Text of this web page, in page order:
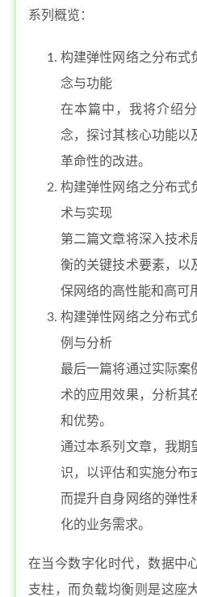
系列概览：
构建弹性网络之分布式
念与功能
在本篇中，我将介绍
念，探讨其核心功能以
革命性的改进。
构建弹性网络之分布式
术与实现
第二篇文章将深入技术
衡的关键技术要素，以
保网络的高性能和高可
构建弹性网络之分布式
例与分析
最后一篇将通过实际案
术的应用效果，分析其
和优势。
通过本系列文章，我期
识，以评估和实施分布
而提升自身网络的弹性
化的业务需求。
在当今数字化时代，数据中
支柱，而负载均衡则是这座